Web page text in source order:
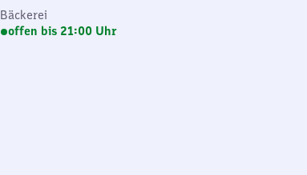
Bäckerei
offen bis 21:00 Uhr